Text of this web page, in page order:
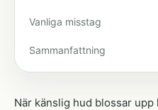
Vanliga misstag
Sammanfattning
När känslig hud blossar